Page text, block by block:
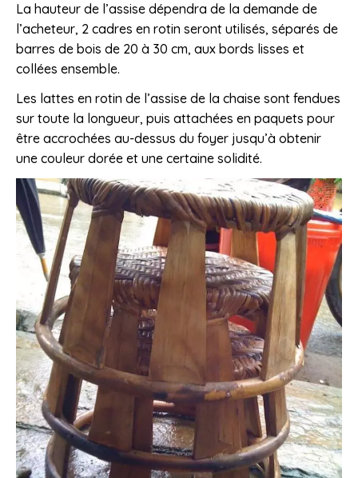
La hauteur de l’assise dépendra de la demande de
l’acheteur, 2 cadres en rotin seront utilisés, séparés de
barres de bois de 20 à 30 cm, aux bords lisses et
collées ensemble.
Les lattes en rotin de l’assise de la chaise sont fendues
sur toute la longueur, puis attachées en paquets pour
être accrochées au-dessus du foyer jusqu’à obtenir
une couleur dorée et une certaine solidité.